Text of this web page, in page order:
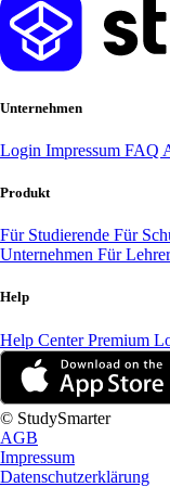
Unternehmen
Login Impressum FAQ
Produkt
Für Studierende Für
Unternehmen Für
Help
Help CenterPremium
© StudySmarter
AGB
Impressum
Datenschutzerklärung